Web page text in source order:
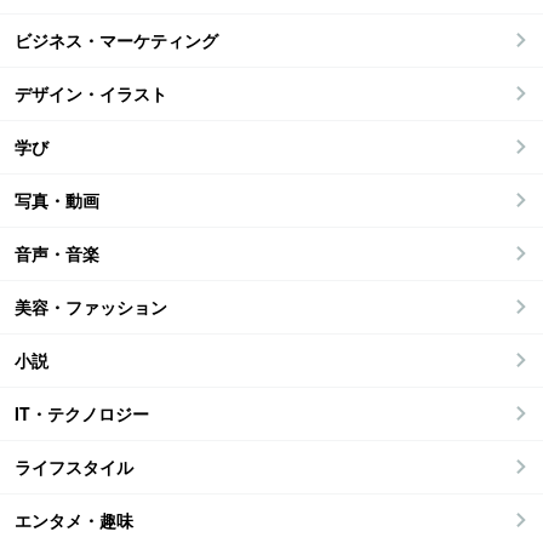
ビジネス・マーケティング
デザイン・イラスト
学び
写真・動画
音声・音楽
美容・ファッション
小説
IT・テクノロジー
ライフスタイル
エンタメ・趣味